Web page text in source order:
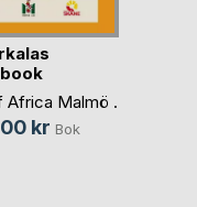
Africa Malmö .
kr Bok